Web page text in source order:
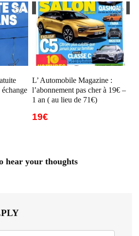
L’ Automobile Magazine :
l’abonnement pas cher à 19€ –
1 an ( au lieu de 71€)
19€
hear your thoughts